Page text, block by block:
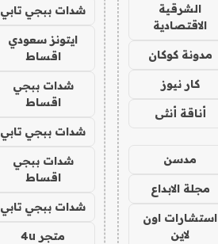
الشرقية
الاقتصادية
مدونة كوكان
كار نيوز
أناقة أنثى
مدسن
مجلة الابداع
استشارات اون
لاين
شدات ببجي تابي
ايتونز سعودي
اقساط
شدات ببجي
اقساط
شدات ببجي تابي
شدات ببجي
اقساط
شدات ببجي تابي
متجر 4u